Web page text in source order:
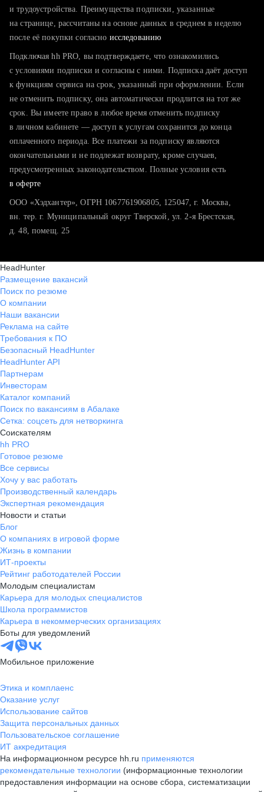
тратите много времени на поиск и вручную поднимаете
хотите сравнить себя с конкурентами и оценить шансы
и трудоустройства. Преимущества подписки, указанные
на странице, рассчитаны на основе данных в среднем в неделю
после её покупки согласно исследованию
Подключая hh PRO, вы подтверждаете, что ознакомились
с условиями подписки и согласны с ними. Подписка даёт доступ
к функциям сервиса на срок, указанный при оформлении. Если
не отменить подписку, она автоматически продлится на тот же
срок. Вы имеете право в любое время отменить подписку
в личном кабинете — доступ к услугам сохранится до конца
оплаченного периода. Все платежи за подписку являются
окончательными и не подлежат возврату, кроме случаев,
предусмотренных законодательством. Полные условия есть
в оферте
ООО «Хэдхантер», ОГРН 1067761906805, 125047, г. Москва,
вн. тер. г. Муниципальный округ Тверской, ул. 2-я Брестская,
д. 48, помещ. 25
HeadHunter
Размещение вакансий
Поиск по резюме
О компании
Наши вакансии
Реклама на сайте
Требования к ПО
Безопасный HeadHunter
HeadHunter API
Партнерам
Инвесторам
Каталог компаний
Поиск по вакансиям в Абалаке
Сетка: соцсеть для нетворкинга
Соискателям
hh PRO
Готовое резюме
Все сервисы
Хочу у вас работать
Производственный календарь
Экспертная рекомендация
Новости и статьи
Блог
О компаниях в игровой форме
Жизнь в компании
ИТ-проекты
Рейтинг работодателей России
Молодым специалистам
Карьера для молодых специалистов
Школа программистов
Карьера в некоммерческих организациях
Боты для уведомлений
Мобильное приложение
Этика и комплаенс
Оказание услуг
Использование сайтов
Защита персональных данных
Пользовательское соглашение
ИТ аккредитация
На информационном ресурсе hh.ru применяются
рекомендательные технологии (информационные технологии
предоставления информации на основе сбора, систематизации